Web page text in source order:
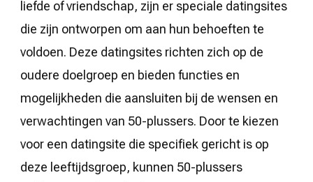
liefde of vriendschap, zijn er speciale datingsites
die zijn ontworpen om aan hun behoeften te
voldoen. Deze datingsites richten zich op de
oudere doelgroep en bieden functies en
mogelijkheden die aansluiten bij de wensen en
verwachtingen van 50-plussers. Door te kiezen
voor een datingsite die specifiek gericht is op
deze leeftijdsgroep, kunnen 50-plussers